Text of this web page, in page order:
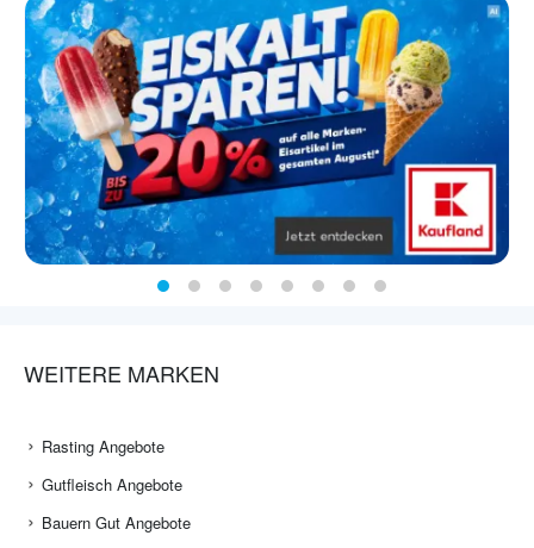
WEITERE MARKEN
Rasting Angebote
Gutfleisch Angebote
Bauern Gut Angebote